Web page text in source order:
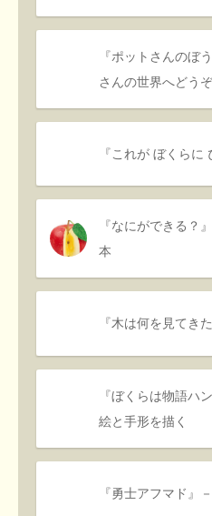
『ポットさんのぼ
さんの世界へどうぞ
『これが ぼくらに
『なにができる？
本
『木は何を見てき
『ぼくらは物語ハ
絵と手形を描く
『勇士アフマド』